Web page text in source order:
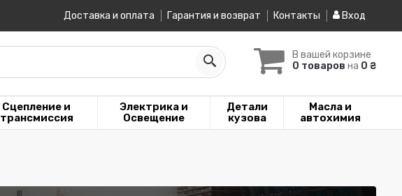
Доставка и оплата Гарантия и возврат Контакты Вход
В вашей корзине
0 товаров на 0 ₴
Сцепление и
трансмиссия
Электрика и
Освещение
Детали
кузова
Масла и
автохимия